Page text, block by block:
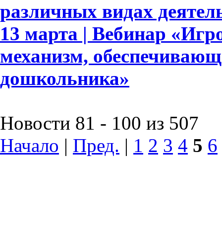
различных видах
13 марта | Вебинар
механизм,
дошкольника»
Новости 81 - 100 из 507
Начало | Пред. | 1 2 3 4 5 6